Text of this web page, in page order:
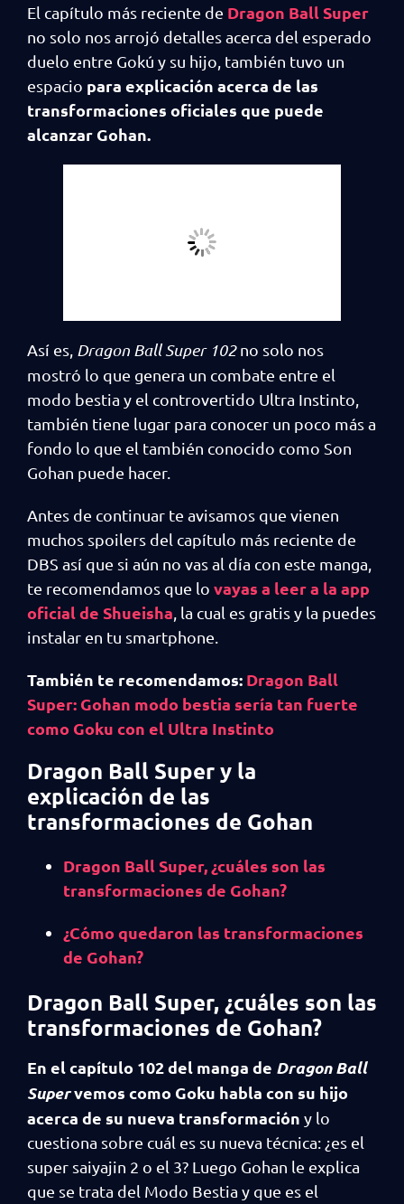
El capítulo más reciente de Dragon Ball Super
no solo nos arrojó detalles acerca del esperado
duelo entre Gokú y su hijo, también tuvo un
espacio para explicación acerca de las
transformaciones oficiales que puede
alcanzar Gohan.
Así es, Dragon Ball Super 102no solo nos
mostró lo que genera un combate entre el
modo bestia y el controvertido Ultra Instinto,
también tiene lugar para conocer un poco más a
fondo lo que el también conocido como Son
Gohan puede hacer.
Antes de continuar te avisamos que vienen
muchos spoilers del capítulo más reciente de
DBS así que si aún no vas al día con este manga,
te recomendamos que lo vayas a leer a la app
oficial de Shueisha , la cual es gratis y la puedes
instalar en tu smartphone.
También te recomendamos: Dragon Ball
Super: Gohan modo bestia sería tan fuerte
como Goku con el Ultra Instinto
Dragon Ball Super y la
explicación de las
transformaciones de Gohan
Dragon Ball Super, ¿cuáles son las
transformaciones de Gohan?
¿Cómo quedaron las transformaciones
de Gohan?
Dragon Ball Super, ¿cuáles son las
transformaciones de Gohan?
En el capítulo 102 del manga de Dragon Ball
Supervemos como Goku habla con su hijo
acerca de su nueva transformación y lo
cuestiona sobre cuál es su nueva técnica: ¿es el
super saiyajin 2 o el 3? Luego Gohan le explica
que se trata del Modo Bestia y que es el